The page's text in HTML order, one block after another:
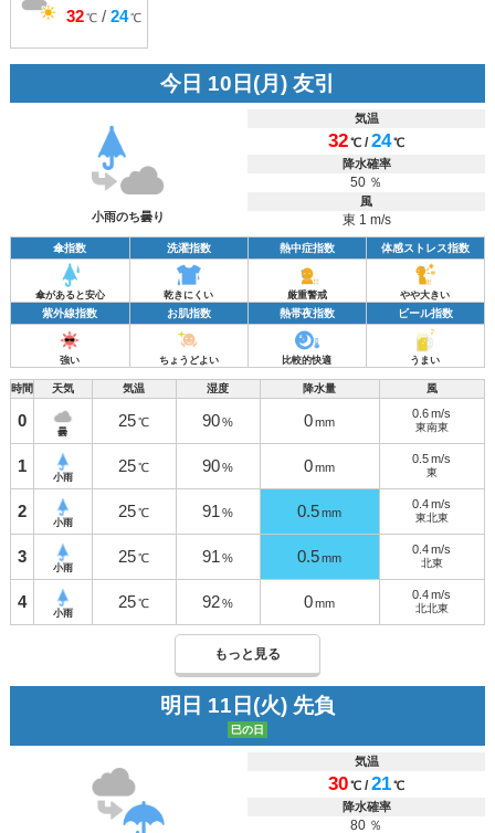
32℃/ 24℃
今日 10日(月) 友引
小雨のち曇り
気温
32℃ /24℃
降水確率
50 ％
風
東 1 m/s
傘指数 洗濯指数 熱中症指数 体感ストレス指数
傘があると安心 乾きにくい 厳重警戒 やや大きい
紫外線指数 お肌指数 熱帯夜指数 ビール指数
強い ちょうどよい 比較的快適 うまい
時間 天気 気温 湿度 降水量 風
0
曇
25 ℃ 90 % 0 mm
0.6 m/s
東南東
1
小雨
25 ℃ 90 % 0 mm
0.5 m/s
東
2
小雨
25 ℃ 91 % 0.5 mm
0.4 m/s
東北東
3
小雨
25 ℃ 91 % 0.5 mm
0.4 m/s
北東
4
小雨
25 ℃ 92 % 0 mm
0.4 m/s
北北東
もっと見る
明日 11日(火) 先負
巳の日
気温
30℃ /21℃
降水確率
80 ％